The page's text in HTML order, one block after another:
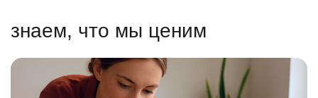
знаем, что мы ценим